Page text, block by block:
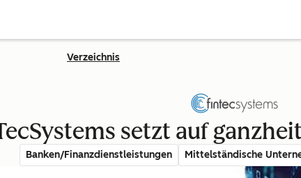
Verzeichnis
setzt auf
Banken/Finanzdienstleistungen Mittelständische